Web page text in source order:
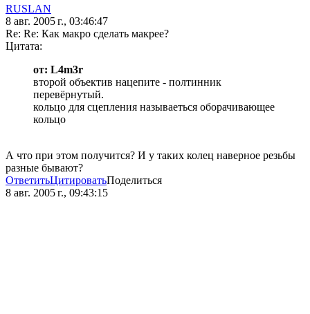
RUSLAN
8 авг. 2005 г., 03:46:47
Re: Re: Как макро сделать макрее?
Цитата:
от: L4m3r
второй объектив нацепите - полтинник
перевёрнутый.
кольцо для сцепления называеться оборачивающее
кольцо
А что при этом получится? И у таких колец наверное резьбы
разные бывают?
ОтветитьЦитироватьПоделиться
8 авг. 2005 г., 09:43:15